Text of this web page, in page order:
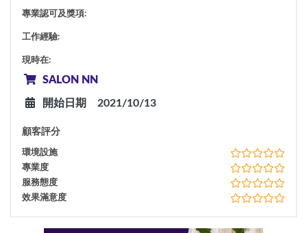
專業認可及獎項:
工作經驗:
現時在:
SALON NN
開始日期 2021/10/13
顧客評分
環境設施
專業度
服務態度
效果滿意度